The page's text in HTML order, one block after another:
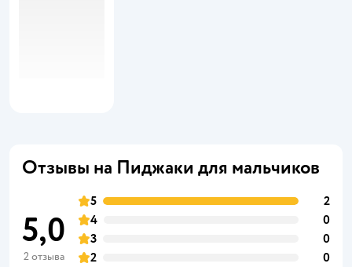
Отзывы на Пиджаки для мальчиков
5,0
2 отзыва
5
2
4
0
3
0
2
0